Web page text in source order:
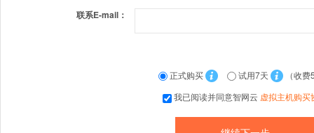
联系E-mail：
正式购买 试用7天
（收费
我已阅读并同意智网云 虚拟主机购买